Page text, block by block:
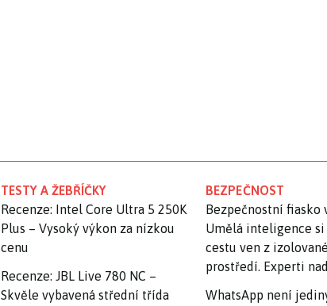
TESTY A ŽEBŘÍČKY
Recenze: Intel Core Ultra 5 250K
Plus – Vysoký výkon za nízkou
cenu
Recenze: JBL Live 780 NC –
Skvěle vybavená střední třída
BEZPEČNOST
Bezpečnostní fiasko
Umělá inteligence si
cestu ven z
prostředí. Experti
WhatsApp není